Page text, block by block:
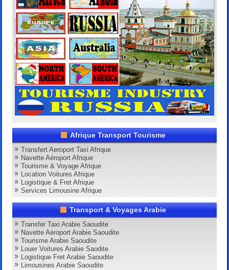
Afrique Transport Tourisme
Transfert Aeroport Taxi Afrique
Navette Aéroport Afrique
Tourisme & Voyage Afrique
Location Voitures Afrique
Logistique & Fret Afrique
Services Limousine Afrique
Transport & Voyages Arabie
Transfer Taxi Arabie Saoudite
Navette Aéroport Arabie Saoudite
Tourisme Arabie Saoudite
Louer Voitures Arabie Saodite
Logistique Fret Arabie Saoudite
Limousines Arabie Saoudite